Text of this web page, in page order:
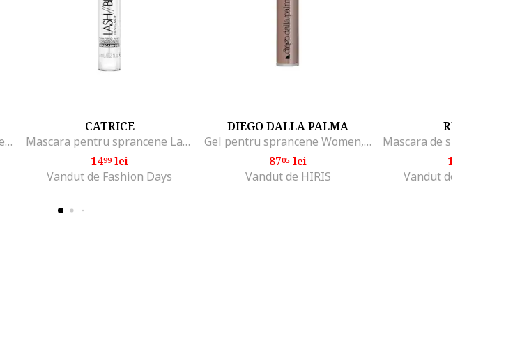
Mascara pentru sprancene Perfect to Last 20, 4,5 ml
CATRICE
Mascara pentru sprancene Lash Brow Designer Shaping And Conditioning Mascara Gel 010, 6 ml
1499lei
Vandut de Fashion Days
DIEGO DALLA PALMA
Gel pentru sprancene Women, Volumizing Eyebrow Fixer, N22,6 ml
8705 lei
Vandut de HIRIS
RIMMEL
19
Vandut de Fashion Days